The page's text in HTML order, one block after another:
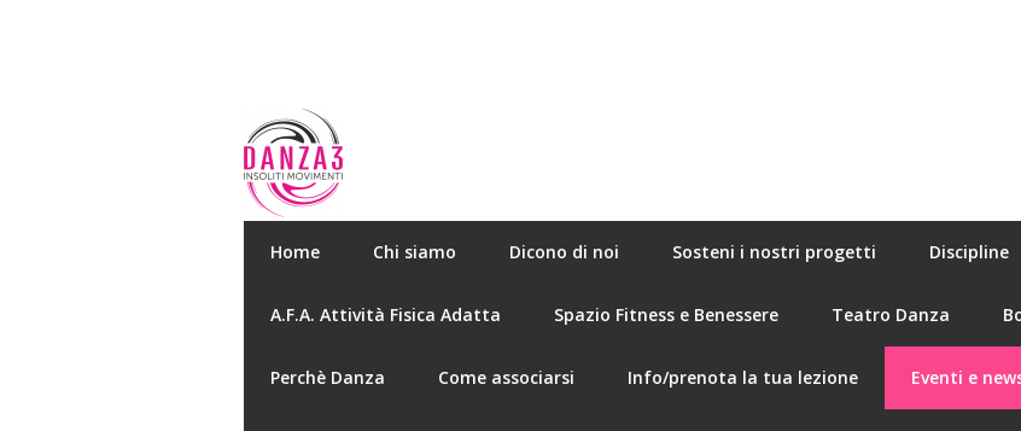
Home Chi siamo Dicono di noi Sosteni i nostri progetti Discipline
A.F.A. Attività Fisica Adatta Spazio Fitness e Benessere Teatro Danza
Perchè Danza Come associarsi Info/prenota la tua lezione Eventi e